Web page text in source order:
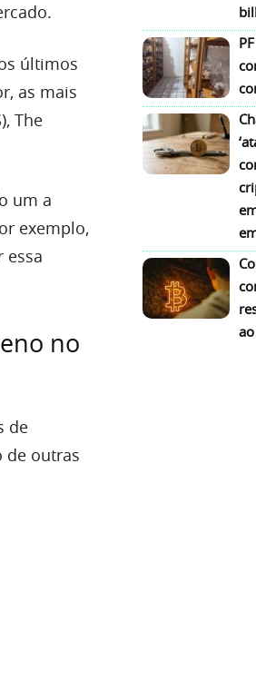
últimos
as mais
The
um a
exemplo,
essa
no
de
de outras